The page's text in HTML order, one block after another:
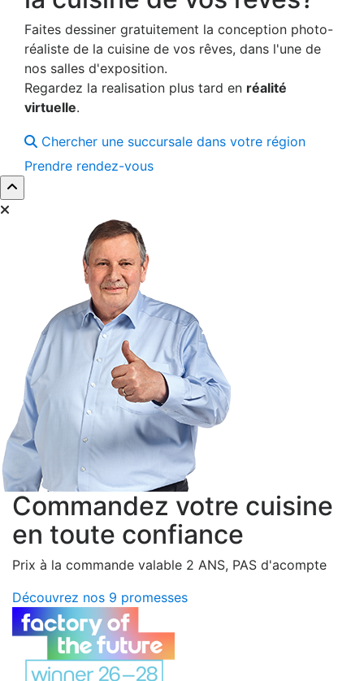
Faites dessiner gratuitement la conception photo-
réaliste de la cuisine de vos rêves, dans l'une de
nos salles d'exposition.
Regardez la realisation plus tard en réalité
virtuelle.
Chercher une succursale dans votre région
Prendre rendez-vous
Commandez votre cuisine
en toute confiance
Prix à la commande valable 2 ANS, PAS d'acompte
Découvrez nos 9 promesses